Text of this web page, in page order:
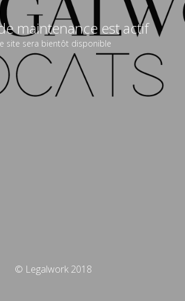
maintenance est actif
site sera bientôt disponible
© Legalwork 2018